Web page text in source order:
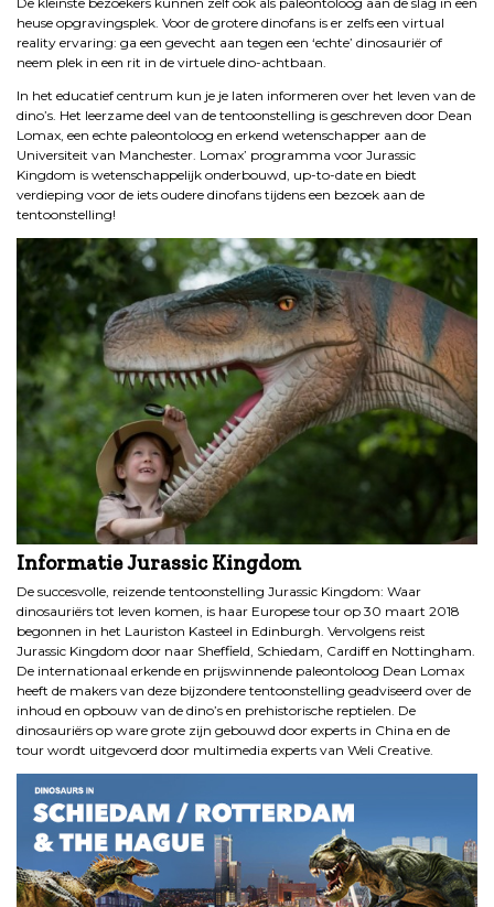
heuse opgravingsplek. Voor de grotere dinofans is er zelfs een virtual
reality ervaring: ga een gevecht aan tegen een ‘echte’ dinosauriër of
neem plek in een rit in de virtuele dino-achtbaan.
In het educatief centrum kun je je laten informeren over het leven van de
dino’s. Het leerzame deel van de tentoonstelling is geschreven door Dean
Lomax, een echte paleontoloog en erkend wetenschapper aan de
Universiteit van Manchester. Lomax’ programma voor Jurassic
Kingdom is wetenschappelijk onderbouwd, up-to-date en biedt
verdieping voor de iets oudere dinofans tijdens een bezoek aan de
tentoonstelling!
Informatie Jurassic Kingdom
De succesvolle, reizende tentoonstelling Jurassic Kingdom: Waar
dinosauriërs tot leven komen, is haar Europese tour op 30 maart 2018
begonnen in het Lauriston Kasteel in Edinburgh. Vervolgens reist
Jurassic Kingdom door naar Sheffield, Schiedam, Cardiff en Nottingham.
De internationaal erkende en prijswinnende paleontoloog Dean Lomax
heeft de makers van deze bijzondere tentoonstelling geadviseerd over de
inhoud en opbouw van de dino’s en prehistorische reptielen. De
dinosauriërs op ware grote zijn gebouwd door experts in China en de
tour wordt uitgevoerd door multimedia experts van Weli Creative.